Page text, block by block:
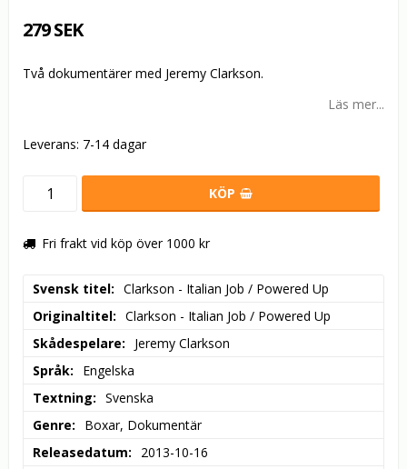
279 SEK
Två dokumentärer med Jeremy Clarkson.
Läs mer...
Leverans: 7-14 dagar
KÖP
Fri frakt vid köp över 1000 kr
Svensk titel
Clarkson - Italian Job / Powered Up
Originaltitel
Clarkson - Italian Job / Powered Up
Skådespelare
Jeremy Clarkson
Språk
Engelska
Textning
Svenska
Genre
Boxar, Dokumentär
Releasedatum
2013-10-16